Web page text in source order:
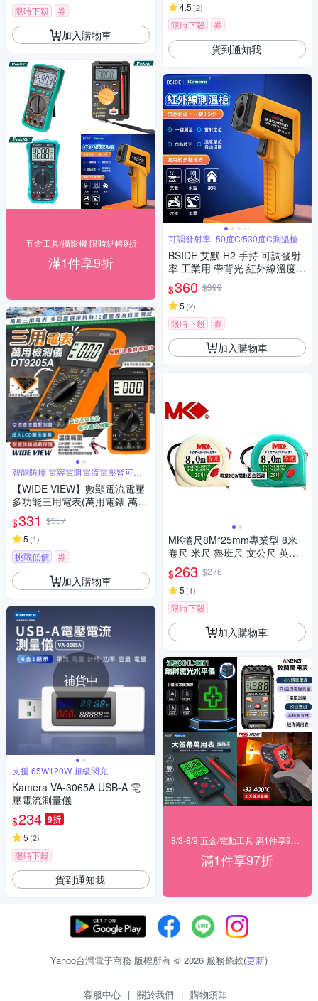
限時下殺 券
加入購物車
五金工具/攝影機 限時結帳9折
滿1件享9折
智能防燒 電容電阻電流電壓皆可測
量
【WIDE VIEW】數顯電流電壓
多功能三用電表(萬用電錶 萬能
電表 電壓表 電壓測量 電容表/D
T9205A)
$331 $367
5 (1)
挑戰低價 券
加入購物車
補貨中
支援 65W120W 超級閃充
Kamera VA-3065A USB-A 電
壓電流測量儀
$234 9折
5 (2)
限時下殺
貨到通知我
4.5 (2)
限時下殺 券
貨到通知我
可調發射率 -50度C/530度C測溫槍
BSIDE 艾默 H2 手持 可調發射
率 工業用 帶背光 紅外線溫度槍
紅外線測溫儀 紅外線溫度計 非
接觸式溫度計 手持式感溫棒 食
品溫度計 電子溫度計 感應測溫
槍
$360 $399
5 (2)
限時下殺 券
加入購物車
MK捲尺8M*25mm專業型 8米
卷尺 米尺 魯班尺 文公尺 英呎
量尺
$263 $276
5 (1)
限時下殺
加入購物車
滿1件享97折
Yahoo台灣電子商務 版權所有 © 2026 服務條款(更新)
客服中心 | 關於我們 | 購物須知